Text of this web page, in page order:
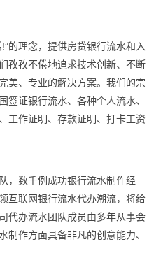
的理念，提供房贷银行流水和入
孜孜不倦地追求技术创新、不断
美、专业的解决方案。我们的宗
签证银行流水、各种个人流水、
工作证明、存款证明、打卡工资
，数千例成功银行流水制作经
互联网银行流水代办潮流，将给
代办流水团队成员由多年从事会
制作方面具备非凡的创意能力、